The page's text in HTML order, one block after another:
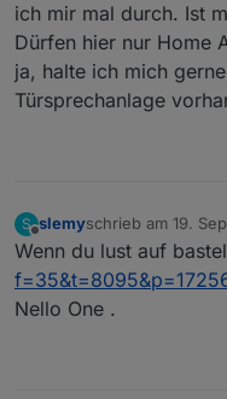
ich mir mal durch. Ist
Dürfen hier nur Home
ja, halte ich mich
Türsprechanlage
S
Offline
slemyschrieb am 19.
zuletzt editiert von
Wenn du lust auf
Nello One .